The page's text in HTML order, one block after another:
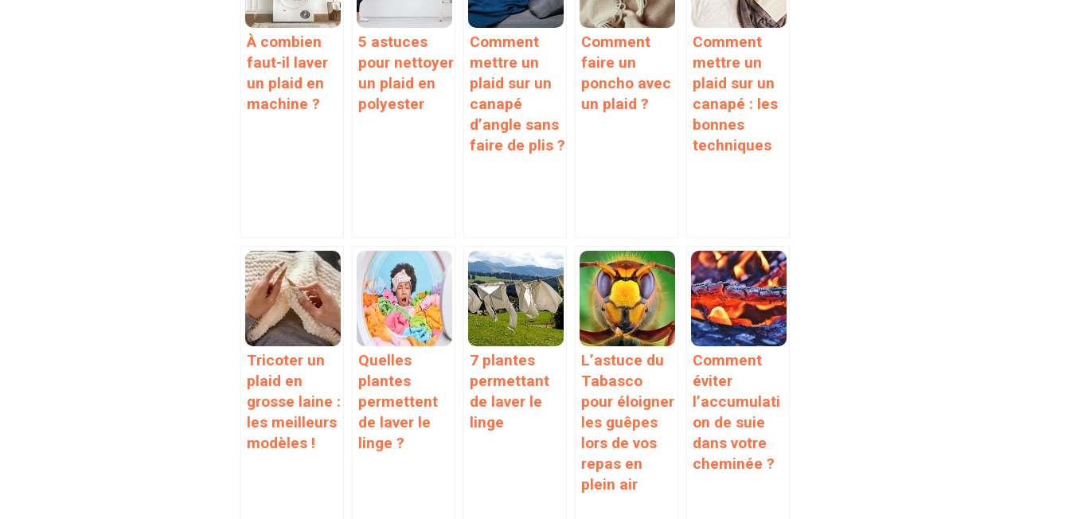
À combien
faut-il laver
un plaid en
machine ?
5 astuces
pour nettoyer
un plaid en
polyester
Comment
mettre un
plaid sur un
canapé
d’angle sans
faire de plis ?
Comment
faire un
poncho avec
un plaid ?
Comment
mettre un
plaid sur un
canapé : les
bonnes
techniques
Tricoter un
plaid en
grosse laine :
les meilleurs
modèles !
Quelles
plantes
permettent
de laver le
linge ?
7 plantes
permettant
de laver le
linge
L’astuce du
Tabasco
pour éloigner
les guêpes
lors de vos
repas en
plein air
Comment
éviter
l’accumulati
on de suie
dans votre
cheminée ?